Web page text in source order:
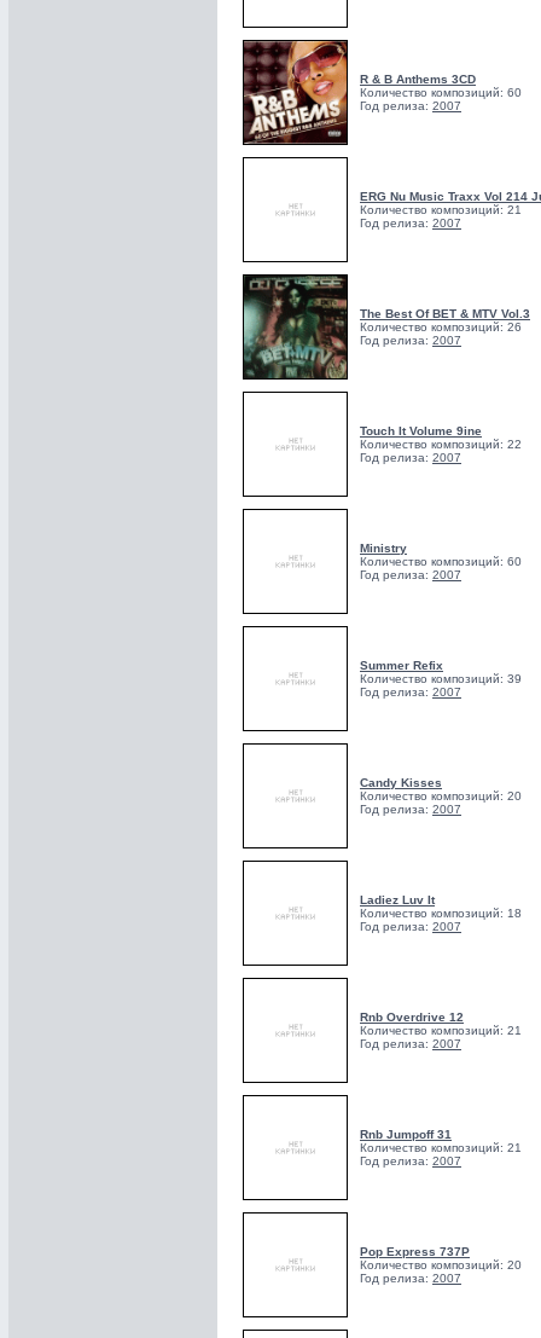
R & B Anthems 3CD
Количество композиций: 60
Год релиза: 2007
ERG Nu Music Traxx Vol 214
Количество композиций: 21
Год релиза: 2007
The Best Of BET & MTV Vol.3
Количество композиций: 26
Год релиза: 2007
Touch It Volume 9ine
Количество композиций: 22
Год релиза: 2007
Ministry
Количество композиций: 60
Год релиза: 2007
Summer Refix
Количество композиций: 39
Год релиза: 2007
Candy Kisses
Количество композиций: 20
Год релиза: 2007
Ladiez Luv It
Количество композиций: 18
Год релиза: 2007
Rnb Overdrive 12
Количество композиций: 21
Год релиза: 2007
Rnb Jumpoff 31
Количество композиций: 21
Год релиза: 2007
Pop Express 737P
Количество композиций: 20
Год релиза: 2007